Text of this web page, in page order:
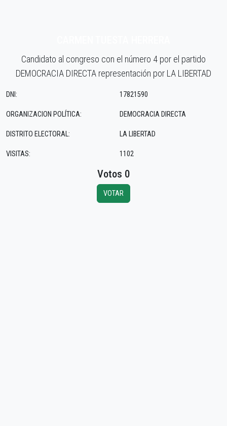
Candidato al congreso con el número 4 por el partido
DEMOCRACIA DIRECTA representación por LA LIBERTAD
DNI:
ORGANIZACION POLÍTICA:
DISTRITO ELECTORAL:
VISITAS:
17821590
DEMOCRACIA DIRECTA
LA LIBERTAD
1102
Votos 0
VOTAR